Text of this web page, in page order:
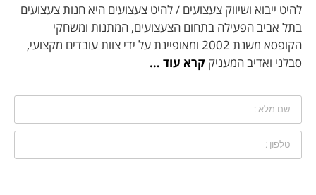
להיט ייבוא ושיווק צעצועים / להיט צעצועים היא חנות צעצועים
בתל אביב הפעילה בתחום הצעצועים, המתנות ומשחקי
הקופסא משנת 2002 ומאופיינת על ידי צוות עובדים מקצועי,
סבלני ואדיב המעניק קרא עוד …